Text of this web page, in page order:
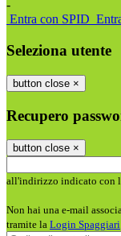
-
Entra con SPID
Seleziona utente
button close ×
Recupero
button close ×
all'indirizzo indicato con
Non hai una e-mail
tramite la Login Spaggiari